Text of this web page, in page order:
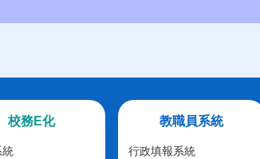
校務E化
統
教職員系統
行政填報系統